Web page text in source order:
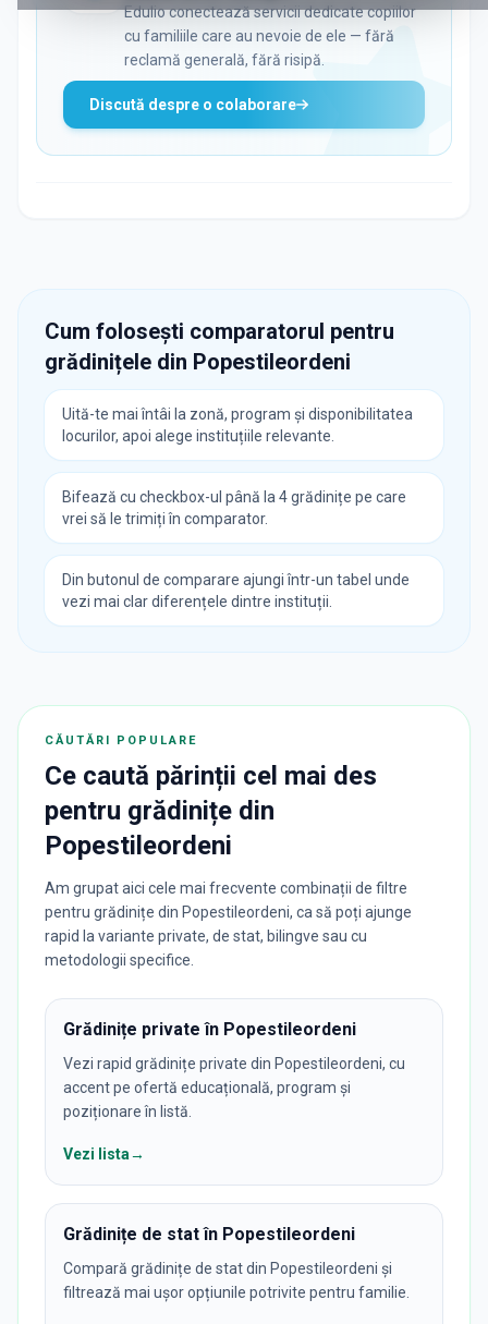
Edulio conectează servicii dedicate copiilor
cu familiile care au nevoie de ele — fără
reclamă generală, fără risipă.
Discută despre o colaborare
Cum folosești comparatorul pentru
grădinițele din Popestileordeni
Uită-te mai întâi la zonă, program și disponibilitatea
locurilor, apoi alege instituțiile relevante.
Bifează cu checkbox-ul până la 4 grădinițe pe care
vrei să le trimiți în comparator.
Din butonul de comparare ajungi într-un tabel unde
vezi mai clar diferențele dintre instituții.
CĂUTĂRI POPULARE
Ce caută părinții cel mai des
pentru grădinițe din
Popestileordeni
Am grupat aici cele mai frecvente combinații de filtre
pentru grădinițe din Popestileordeni, ca să poți ajunge
rapid la variante private, de stat, bilingve sau cu
metodologii specifice.
Grădinițe private în Popestileordeni
Vezi rapid grădinițe private din Popestileordeni, cu
accent pe ofertă educațională, program și
poziționare în listă.
Vezi lista→
Grădinițe de stat în Popestileordeni
Compară grădinițe de stat din Popestileordeni și
filtrează mai ușor opțiunile potrivite pentru familie.